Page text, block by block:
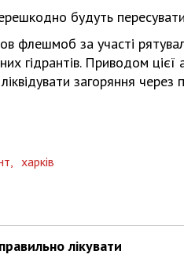
будуть
флешмоб за участі
гідрантів. Приводом цієї
загоряння через
харків
лікувати